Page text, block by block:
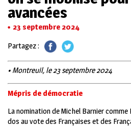
avancées
23 septembre 2024
Partagez :
• Montreuil, le 23 septembre 2024
Mépris de démocratie
La nomination de Michel Barnier
dos au vote des Françaises et des